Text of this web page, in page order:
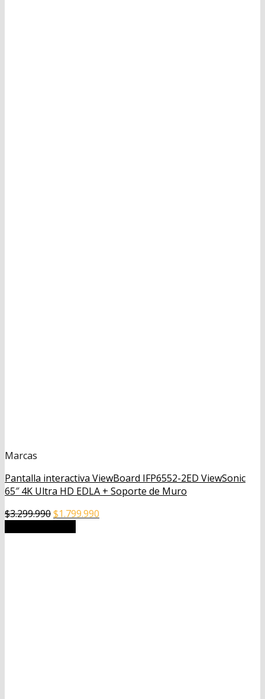
Marcas
Pantalla interactiva ViewBoard IFP6552-2ED ViewSonic
65″ 4K Ultra HD EDLA + Soporte de Muro
$3.299.990El
$1.799.990